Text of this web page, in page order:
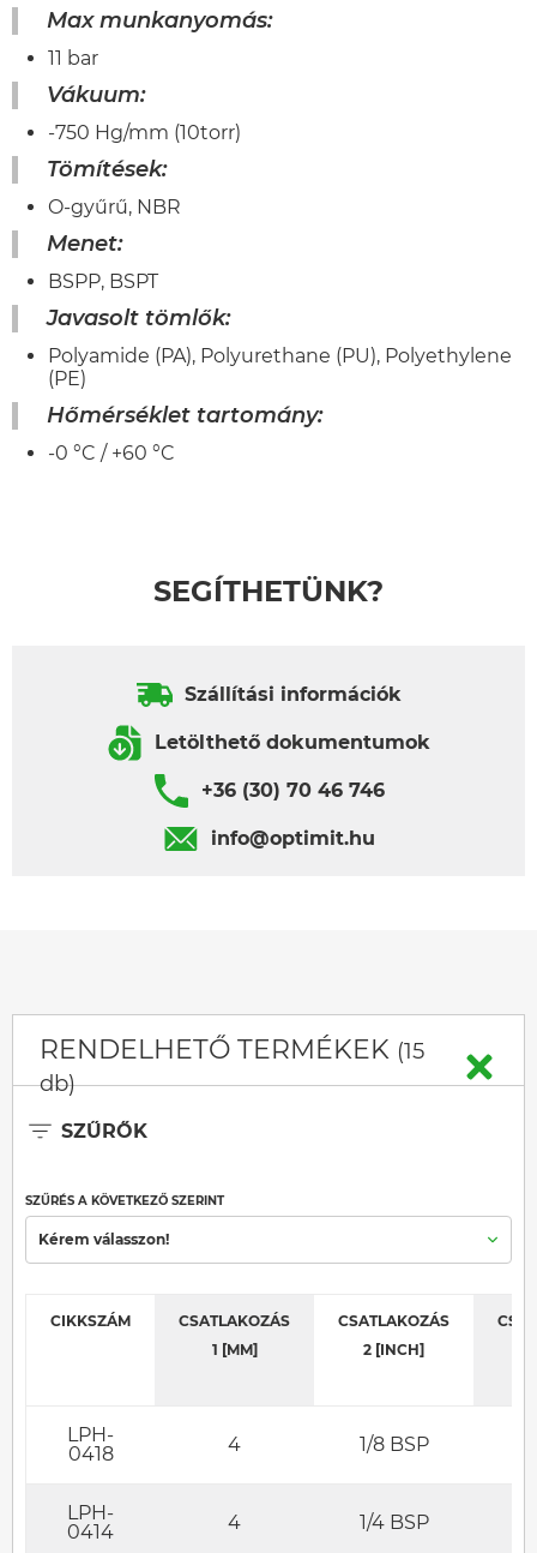
Max munkanyomás:
11 bar
Vákuum:
-750 Hg/mm (10torr)
Tömítések:
O-gyűrű, NBR
Menet:
BSPP, BSPT
Javasolt tömlők:
Polyamide (PA), Polyurethane (PU), Polyethylene
(PE)
Hőmérséklet tartomány:
-0 °C / +60 °C
SEGÍTHETÜNK?
Szállítási információk
Letölthető dokumentumok
+36 (30) 70 46 746
info@optimit.hu
RENDELHETŐ TERMÉKEK (15
db)
SZŰRŐK
SZŰRÉS A KÖVETKEZŐ SZERINT
Kérem válasszon!
CIKKSZÁM
CSATLAKOZÁS
1 [MM]
CSATLAKOZÁS
2 [INCH]
LPH-
0418
4 1/8 BSP
LPH-
0414
4 1/4 BSP